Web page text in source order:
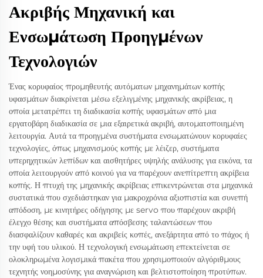
Ακριβής Μηχανική και
Ενσωμάτωση Προηγμένων
Τεχνολογιών
Ένας κορυφαίος προμηθευτής αυτόματων μηχανημάτων κοπής
υφασμάτων διακρίνεται μέσω εξελιγμένης μηχανικής ακρίβειας, η
οποία μετατρέπει τη διαδικασία κοπής υφασμάτων από μια
εργατοβάρη διαδικασία σε μια εξαιρετικά ακριβή, αυτοματοποιημένη
λειτουργία. Αυτά τα προηγμένα συστήματα ενσωματώνουν κορυφαίες
τεχνολογίες, όπως μηχανισμούς κοπής με λέιζερ, συστήματα
υπερηχητικών λεπίδων και αισθητήρες υψηλής ανάλυσης για εικόνα, τα
οποία λειτουργούν από κοινού για να παρέχουν ανεπίτρεπτη ακρίβεια
κοπής. Η πτυχή της μηχανικής ακρίβειας επικεντρώνεται στα μηχανικά
συστατικά που σχεδιάστηκαν για μακροχρόνια αξιοπιστία και συνεπή
απόδοση, με κινητήρες οδήγησης με servo που παρέχουν ακριβή
έλεγχο θέσης και συστήματα απόσβεσης ταλαντώσεων που
διασφαλίζουν καθαρές και ακριβείς κοπές, ανεξάρτητα από το πάχος ή
την υφή του υλικού. Η τεχνολογική ενσωμάτωση επεκτείνεται σε
ολοκληρωμένα λογισμικά πακέτα που χρησιμοποιούν αλγόριθμους
τεχνητής νοημοσύνης για αναγνώριση και βελτιστοποίηση προτύπων.